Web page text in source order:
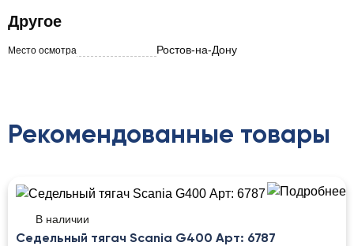
Другое
Место осмотра Ростов-на-Дону
Рекомендованные товары
В наличии
Седельный тягач Scania G400 Арт: 6787